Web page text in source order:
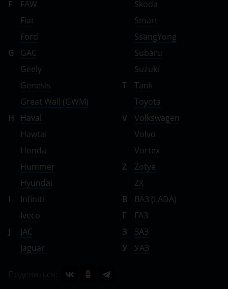
F
FAW
Fiat
Ford
G
GAC
Geely
Genesis
Great Wall (GWM)
H
Haval
Hawtai
Honda
Hummer
Hyundai
I
Infiniti
Iveco
J
JAC
Jaguar
Skoda
Smart
SsangYong
Subaru
Suzuki
T
Tank
Toyota
V
Volkswagen
Volvo
Vortex
Z
Zotye
ZX
В
ВАЗ (LADA)
Г
ГАЗ
З
ЗАЗ
У
УАЗ